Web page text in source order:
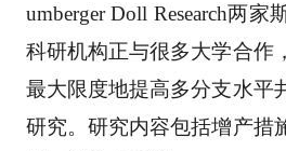
umberger Doll Research两
科研机构正与很多大学合作
最大限度地提高多分支水平
研究。研究内容包括增产措